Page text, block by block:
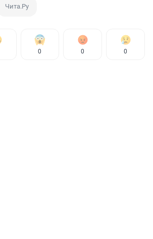
Чита.Ру
0 0 0